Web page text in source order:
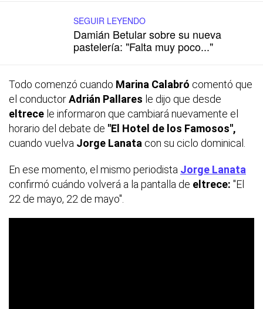
SEGUIR LEYENDO
Damián Betular sobre su nueva
pastelería: "Falta muy poco..."
Todo comenzó cuando Marina Calabró comentó que
el conductorAdrián Pallares le dijo que desde
eltrece le informaron que cambiará nuevamente el
horario del debate de "El Hotel de los Famosos",
cuando vuelva Jorge Lanata con su ciclo dominical.
En ese momento, el mismo periodista Jorge Lanata
confirmó cuándo volverá a la pantalla de eltrece: "El
22 de mayo, 22 de mayo".